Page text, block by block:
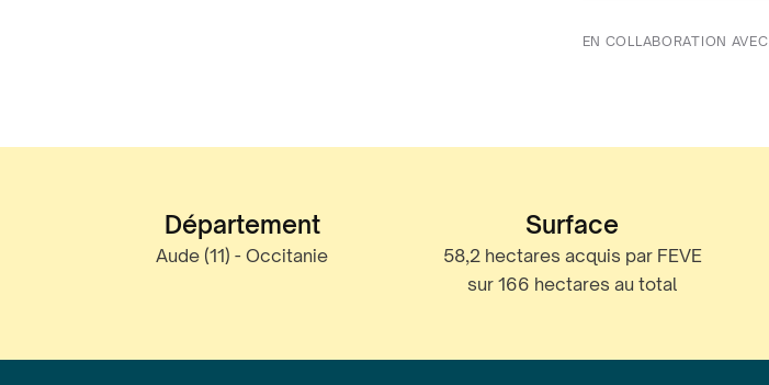
EN COLLABORATION AVEC
Département
Aude (11) - Occitanie
Surface
58,2 hectares acquis par FEVE
sur 166 hectares au total